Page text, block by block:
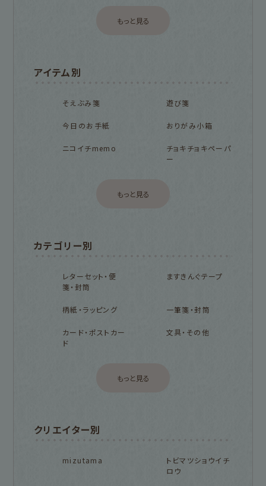
もっと見る
アイテム別
そえぶみ箋 遊び箋
今日のお手紙 おりがみ小箱
ニコイチmemo
チョキチョキペーパ
ー
もっと見る
カテゴリー別
レターセット・便
箋・封筒
ますきんぐテープ
柄紙・ラッピング 一筆箋・封筒
カード・ポストカー
ド
文具・その他
もっと見る
クリエイター別
mizutama
トビマツショウイチ
ロウ